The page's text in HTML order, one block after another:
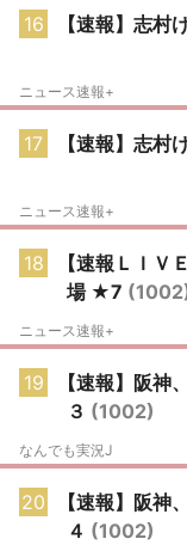
16 【速報】志
ニュース速報+
17 【速報】志
ニュース速報+
18
【速報ＬＩＶ
場 ★7
ニュース速報+
19
【速報】阪
３ (1002)
なんでも実況J
20
【速報】阪
４ (1002)